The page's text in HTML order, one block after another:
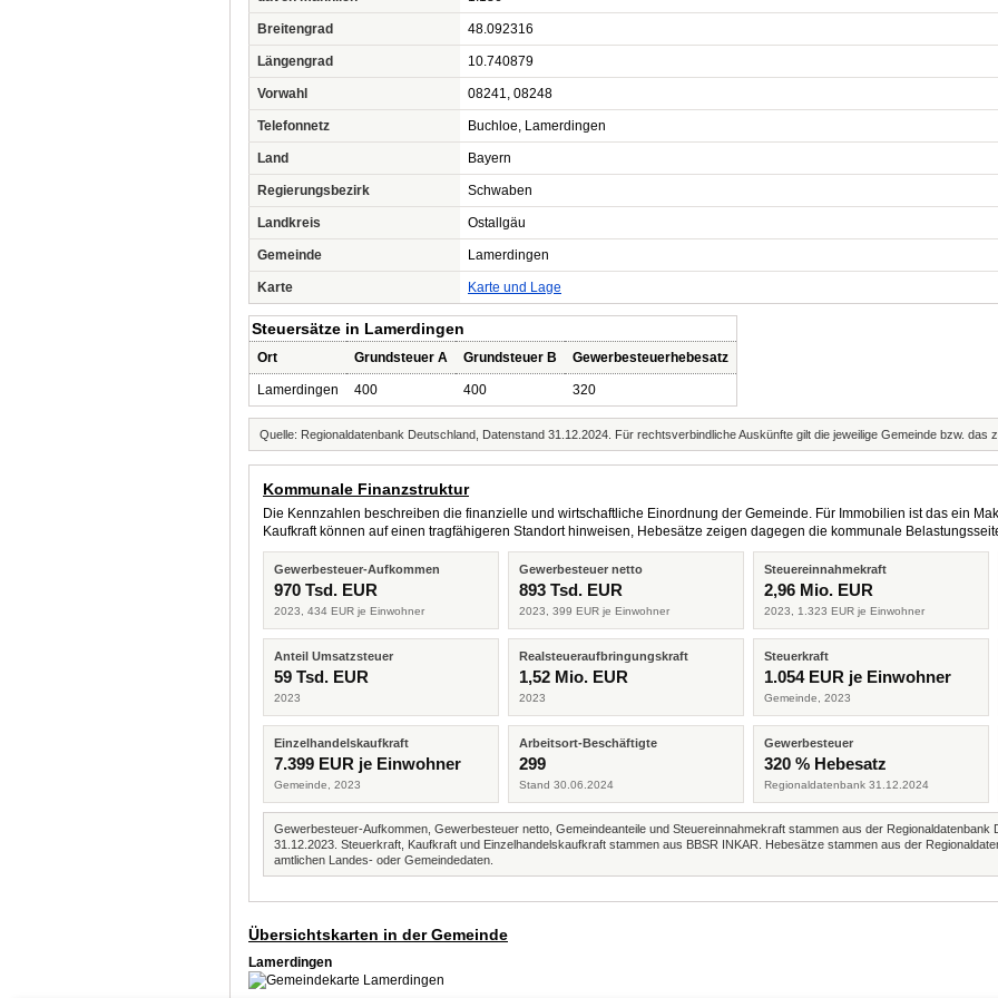
Breitengrad 48.092316
Längengrad 10.740879
Vorwahl 08241, 08248
Telefonnetz Buchloe, Lamerdingen
Land Bayern
Regierungsbezirk Schwaben
Landkreis Ostallgäu
Gemeinde Lamerdingen
Karte Karte und Lage
Steuersätze in Lamerdingen
Ort Grundsteuer A Grundsteuer B Gewerbesteuerhebesatz
Lamerdingen 400 400 320
Quelle: Regionaldatenbank Deutschland, Datenstand 31.12.2024. Für rechtsverbindliche Auskünfte gilt die jeweilige Gemeinde bzw. das
Kommunale Finanzstruktur
Die Kennzahlen beschreiben die finanzielle und wirtschaftliche Einordnung der Gemeinde. Für Immobilien ist das ein
Kaufkraft können auf einen tragfähigeren Standort hinweisen, Hebesätze zeigen dagegen die kommunale
Gewerbesteuer-Aufkommen
970 Tsd. EUR
2023, 434 EUR je Einwohner
Gewerbesteuer netto
893 Tsd. EUR
2023, 399 EUR je Einwohner
Steuereinnahmekraft
2,96 Mio. EUR
2023, 1.323 EUR je Einwohner
Anteil Umsatzsteuer
59 Tsd. EUR
2023
Realsteueraufbringungskraft
1,52 Mio. EUR
2023
Steuerkraft
1.054 EUR je Einwohner
Gemeinde, 2023
Einzelhandelskaufkraft
7.399 EUR je Einwohner
Gemeinde, 2023
Arbeitsort-Beschäftigte
299
Stand 30.06.2024
Gewerbesteuer
320 % Hebesatz
Regionaldatenbank 31.12.2024
Gewerbesteuer-Aufkommen, Gewerbesteuer netto, Gemeindeanteile und Steuereinnahmekraft stammen aus der
31.12.2023. Steuerkraft, Kaufkraft und Einzelhandelskaufkraft stammen aus BBSR INKAR. Hebesätze stammen aus der
amtlichen Landes- oder Gemeindedaten.
Übersichtskarten in der Gemeinde
Lamerdingen